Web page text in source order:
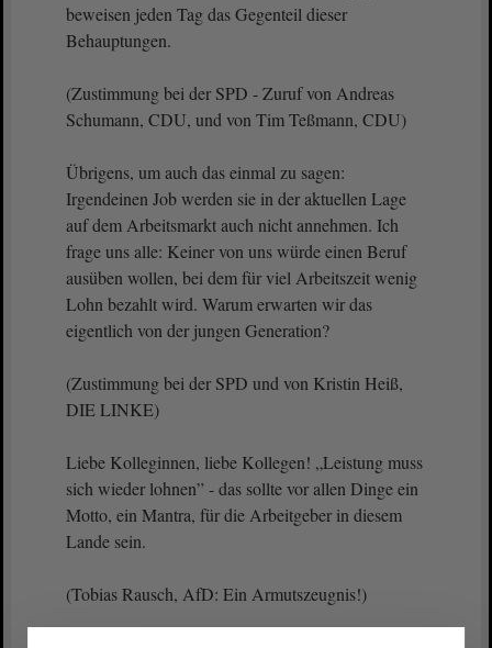
beweisen jeden Tag das Gegenteil dieser
Behauptungen.
(Zustimmung bei der SPD - Zuruf von Andreas
Schumann, CDU, und von Tim Teßmann, CDU)
Übrigens, um auch das einmal zu sagen:
Irgendeinen Job werden sie in der aktuellen Lage
auf dem Arbeitsmarkt auch nicht annehmen. Ich
frage uns alle: Keiner von uns würde einen Beruf
ausüben wollen, bei dem für viel Arbeitszeit wenig
Lohn bezahlt wird. Warum erwarten wir das
eigentlich von der jungen Generation?
(Zustimmung bei der SPD und von Kristin Heiß,
DIE LINKE)
Liebe Kolleginnen, liebe Kollegen! „Leistung muss
sich wieder lohnen” - das sollte vor allen Dinge ein
Motto, ein Mantra, für die Arbeitgeber in diesem
Lande sein.
(Tobias Rausch, AfD: Ein Armutszeugnis!)